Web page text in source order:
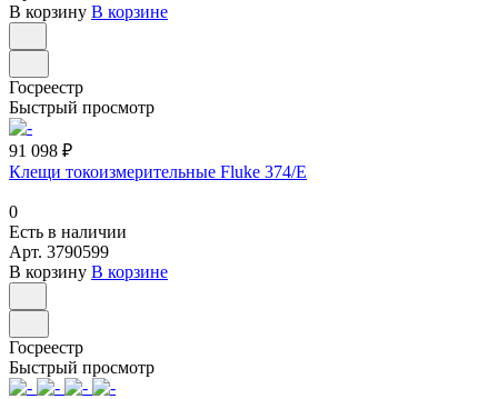
В корзину В корзине
Госреестр
Быстрый просмотр
91 098 ₽
Клещи токоизмерительные Fluke 374/E
0
Есть в наличии
Арт. 3790599
В корзину В корзине
Госреестр
Быстрый просмотр